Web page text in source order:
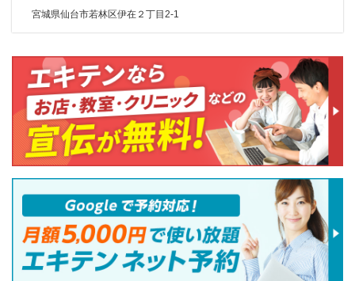
宮城県仙台市若林区伊在２丁目2-1